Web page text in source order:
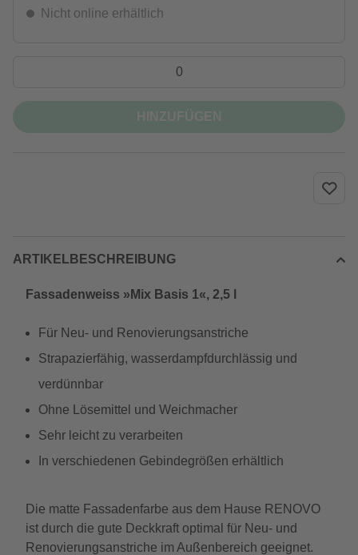
Nicht online erhältlich
ARTIKELBESCHREIBUNG
Fassadenweiss »Mix Basis 1«, 2,5 l
Für Neu- und Renovierungsanstriche
Strapazierfähig, wasserdampfdurchlässig und
verdünnbar
Ohne Lösemittel und Weichmacher
Sehr leicht zu verarbeiten
In verschiedenen Gebindegrößen erhältlich
Die matte Fassadenfarbe aus dem Hause RENOVO
ist durch die gute Deckkraft optimal für Neu- und
Renovierungsanstriche im Außenbereich geeignet.